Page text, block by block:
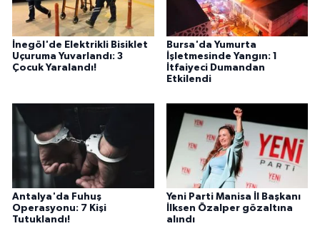
İnegöl'de Elektrikli Bisiklet
Uçuruma Yuvarlandı: 3
Çocuk Yaralandı!
Bursa'da Yumurta
İşletmesinde Yangın: 1
İtfaiyeci Dumandan
Etkilendi
Antalya'da Fuhuş
Operasyonu: 7 Kişi
Tutuklandı!
Yeni Parti Manisa İl Başkanı
İlksen Özalper gözaltına
alındı